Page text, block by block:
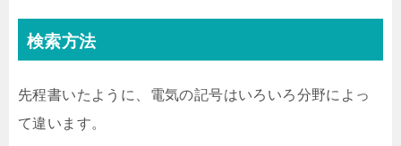
検索方法
先程書いたように、電気の記号はいろいろ分野によっ
て違います。